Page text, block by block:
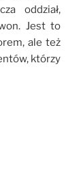
oddział,
Jest to
ale też
którzy